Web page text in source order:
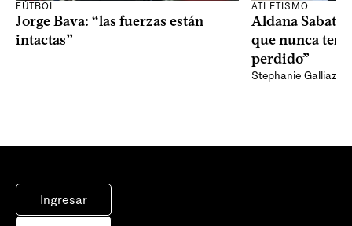
FÚTBOL
Jorge Bava: “las fuerzas están
intactas”
ATLETISMO
Aldana
que nunca
perdido”
Stephanie Galliazzi
Ingresar